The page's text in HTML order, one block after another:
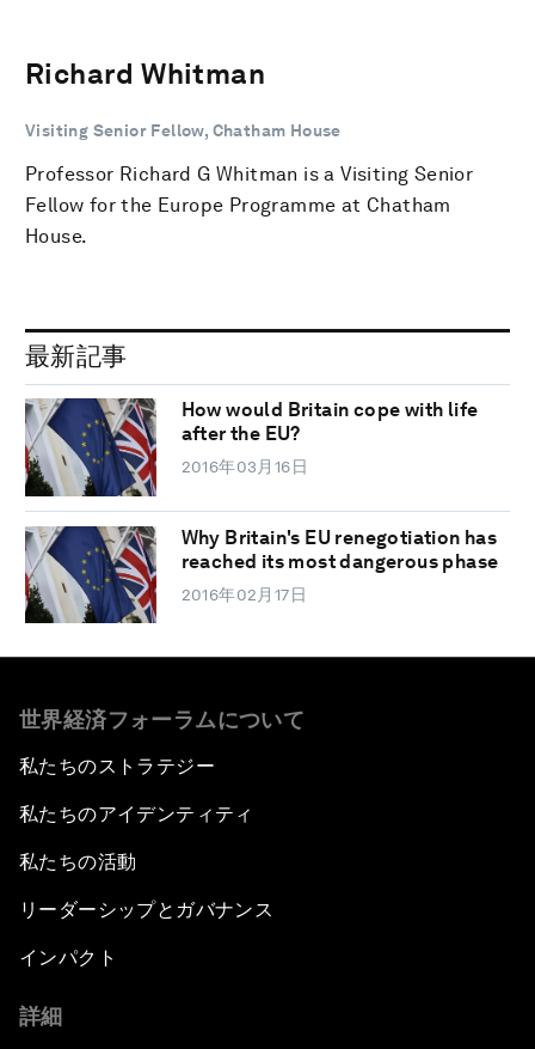
Richard Whitman
Visiting Senior Fellow, Chatham House
Professor Richard G Whitman is a Visiting Senior
Fellow for the Europe Programme at Chatham
House.
最新記事
How would Britain cope with life
after the EU?
2016年03月16日
Why Britain's EU renegotiation has
reached its most dangerous phase
2016年02月17日
世界経済フォーラムについて
私たちのストラテジー
私たちのアイデンティティ
私たちの活動
リーダーシップとガバナンス
インパクト
詳細